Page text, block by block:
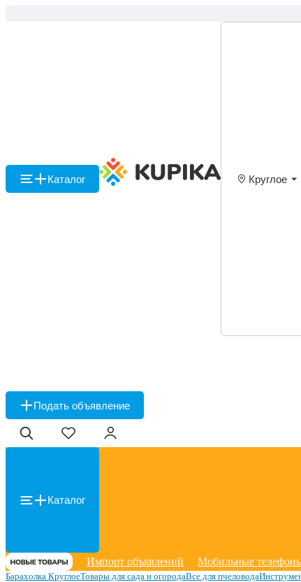
Каталог Круглое
Подать объявление
Каталог
Импорт объявлений Мобильные
Барахолка КруглоеТовары для сада и огородаВсе для пчеловода